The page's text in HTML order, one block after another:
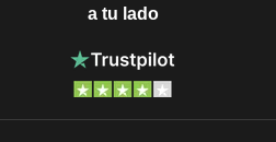
a tu lado